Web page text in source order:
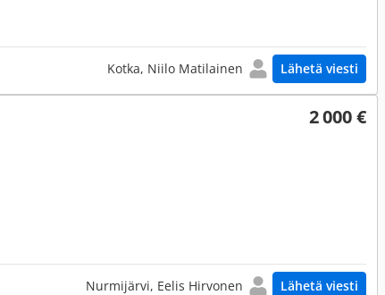
Kotka, Niilo Matilainen Lähetä viesti
2 000 €
Nurmijärvi, Eelis Hirvonen Lähetä viesti